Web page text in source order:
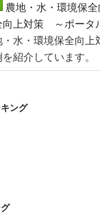
農地・水・環境保
向上対策 ～ポータ
水・環境保全向上
紹介しています。
ング